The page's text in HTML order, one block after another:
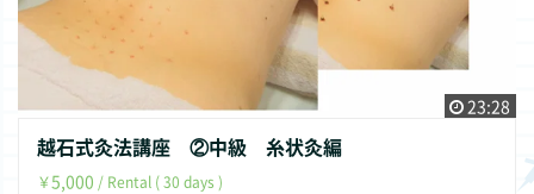
23:28
越石式灸法講座 ②中級 糸状灸編
￥5,000 / Rental ( 30 days )